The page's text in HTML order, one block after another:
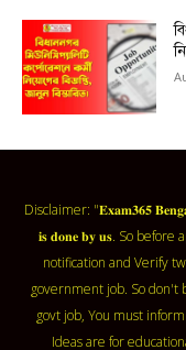
Disclaimer: "𝐄𝐱𝐚𝐦𝟑𝟔𝟓
𝐢𝐬 𝐝𝐨𝐧𝐞 𝐛𝐲 𝐮𝐬. So
notification and Verify
government job. So don't
govt job, You must
Ideas are for